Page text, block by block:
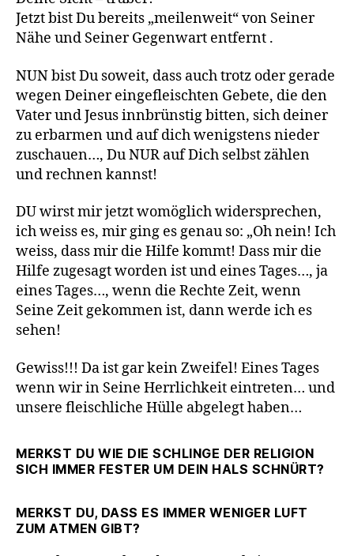
Jetzt bist Du bereits „meilenweit“ von Seiner
Nähe und Seiner Gegenwart entfernt .
NUN bist Du soweit, dass auch trotz oder gerade
wegen Deiner eingefleischten Gebete, die den
Vater und Jesus innbrünstig bitten, sich deiner
zu erbarmen und auf dich wenigstens nieder
zuschauen…, Du NUR auf Dich selbst zählen
und rechnen kannst!
DU wirst mir jetzt womöglich widersprechen,
ich weiss es, mir ging es genau so: „Oh nein! Ich
weiss, dass mir die Hilfe kommt! Dass mir die
Hilfe zugesagt worden ist und eines Tages…, ja
eines Tages…, wenn die Rechte Zeit, wenn
Seine Zeit gekommen ist, dann werde ich es
sehen!
Gewiss!!! Da ist gar kein Zweifel! Eines Tages
wenn wir in Seine Herrlichkeit eintreten… und
unsere fleischliche Hülle abgelegt haben…
MERKST DU WIE DIE SCHLINGE DER RELIGION
SICH IMMER FESTER UM DEIN HALS SCHNÜRT?
MERKST DU, DASS ES IMMER WENIGER LUFT
ZUM ATMEN GIBT?